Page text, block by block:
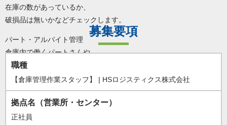
在庫の数があっているか、
破損品は無いかなどチェックします。
パート・アルバイト管理
倉庫内で働くパートさんや
アルバイトさんのシフト管理や
フォローなどをお願いします。
正社員
募集要項
職種
【倉庫管理作業スタッフ】 | HSロジスティクス株式会社
拠点名（営業所・センター）
正社員